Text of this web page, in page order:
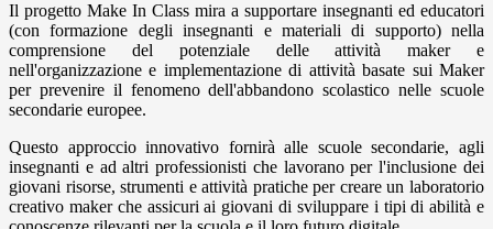
Il progetto Make In Class mira a supportare insegnanti ed educatori
(con formazione degli insegnanti e materiali di supporto) nella
comprensione del potenziale delle attività maker e
nell'organizzazione e implementazione di attività basate sui Maker
per prevenire il fenomeno dell'abbandono scolastico nelle scuole
secondarie europee.
Questo approccio innovativo fornirà alle scuole secondarie, agli
insegnanti e ad altri professionisti che lavorano per l'inclusione dei
giovani risorse, strumenti e attività pratiche per creare un laboratorio
creativo maker che assicuri ai giovani di sviluppare i tipi di abilità e